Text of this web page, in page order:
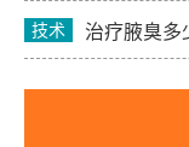
技术 治疗腋臭多